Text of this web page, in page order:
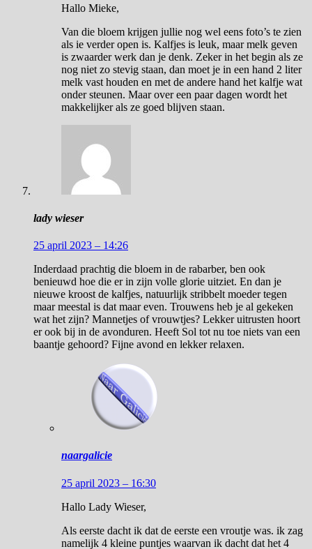
Hallo Mieke,
Van die bloem krijgen jullie nog wel eens foto’s te zien
als ie verder open is. Kalfjes is leuk, maar melk geven
is zwaarder werk dan je denk. Zeker in het begin als ze
nog niet zo stevig staan, dan moet je in een hand 2 liter
melk vast houden en met de andere hand het kalfje wat
onder steunen. Maar over een paar dagen wordt het
makkelijker als ze goed blijven staan.
lady wieser
25 april 2023 – 14:26
Inderdaad prachtig die bloem in de rabarber, ben ook
benieuwd hoe die er in zijn volle glorie uitziet. En dan je
nieuwe kroost de kalfjes, natuurlijk stribbelt moeder tegen
maar meestal is dat maar even. Trouwens heb je al gekeken
wat het zijn? Mannetjes of vrouwtjes? Lekker uitrusten hoort
er ook bij in de avonduren. Heeft Sol tot nu toe niets van een
baantje gehoord? Fijne avond en lekker relaxen.
naargalicie
25 april 2023 – 16:30
Hallo Lady Wieser,
Als eerste dacht ik dat de eerste een vroutje was. ik zag
namelijk 4 kleine puntjes waarvan ik dacht dat het 4